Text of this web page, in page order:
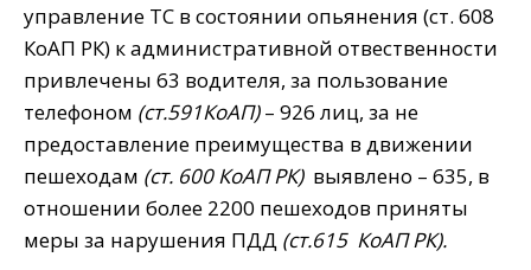
управление ТС в состоянии опьянения (ст. 608
КоАП РК) к административной отвественности
привлечены 63 водителя, за пользование
телефоном (ст.591КоАП)– 926 лиц, за не
предоставление преимущества в движении
пешеходам (ст. 600 КоАП РК)выявлено – 635, в
отношении более 2200 пешеходов приняты
меры за нарушения ПДД (ст.615 КоАП РК).